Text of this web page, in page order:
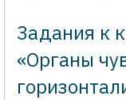
Задания к
«Органы